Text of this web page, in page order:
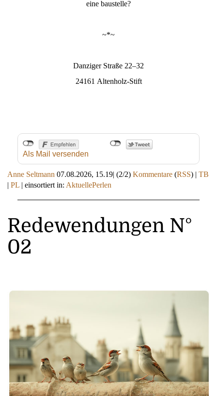
eine baustelle?
~*~
Danziger Straße 22–32
24161 Altenholz-Stift
Als Mail versenden
Anne Seltmann 07.08.2026, 15.19| (2/2) Kommentare (RSS) | TB
| PL | einsortiert in: AktuellePerlen
Redewendungen N°
02